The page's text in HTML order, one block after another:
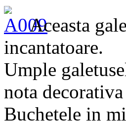
Aceasta
incantatoare.
Umple
nota
Buchetele in